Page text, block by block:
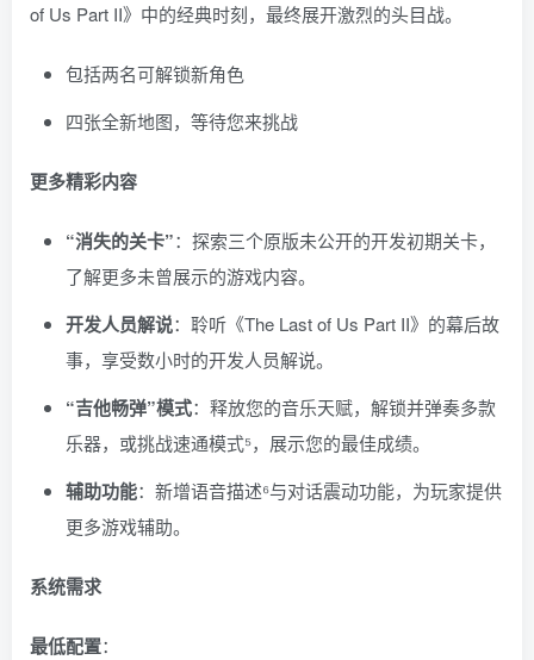
of Us Part II》中的经典时刻，最终展开激烈的头目战。
包括两名可解锁新角色
四张全新地图，等待您来挑战
更多精彩内容
“消失的关卡”：探索三个原版未公开的开发初期关卡，
了解更多未曾展示的游戏内容。
开发人员解说：聆听《The Last of Us Part II》的幕后故
事，享受数小时的开发人员解说。
“吉他畅弹”模式：释放您的音乐天赋，解锁并弹奏多款
乐器，或挑战速通模式⁵，展示您的最佳成绩。
辅助功能：新增语音描述⁶与对话震动功能，为玩家提供
更多游戏辅助。
系统需求
最低配置：